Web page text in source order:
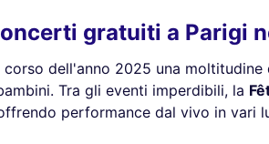
gratuiti a Parigi
dell'anno 2025 una
Tra gli eventi imperdibili, la
performance dal vivo in vari